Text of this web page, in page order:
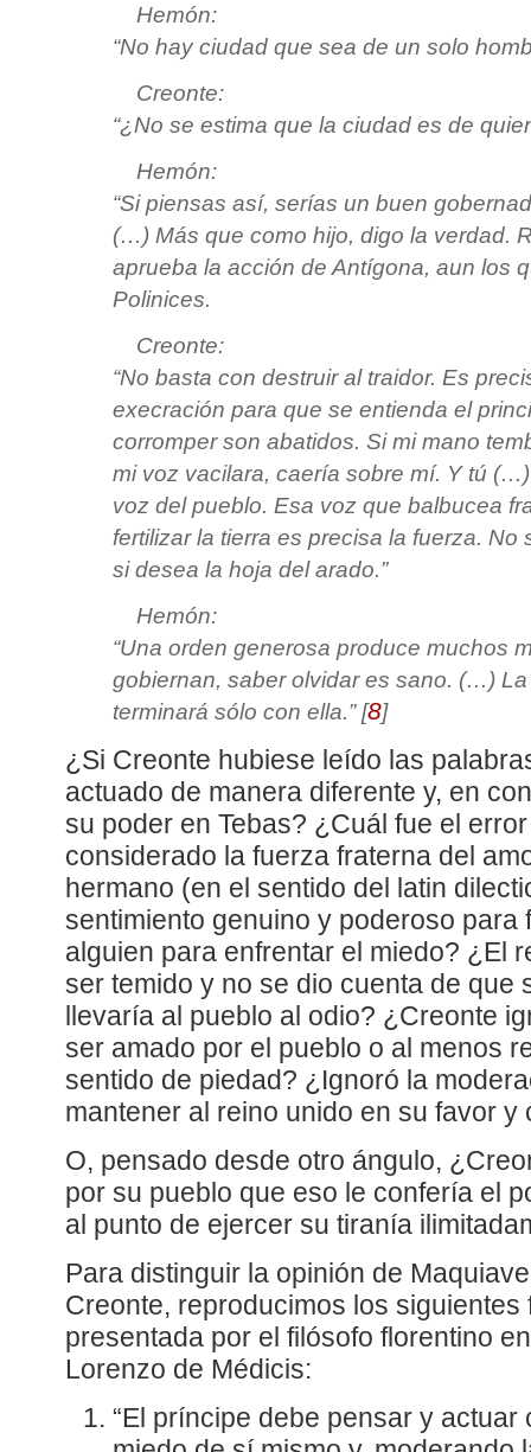
Hemón:
“No hay ciudad que sea de un solo
Creonte:
“¿No se estima que la ciudad es de
Hemón:
“Si piensas así, serías un buen
(…) Más que como hijo, digo la verdad.
aprueba la acción de Antígona, aun los
Polinices.
Creonte:
“No basta con destruir al traidor. Es
execración para que se entienda el
corromper son abatidos. Si mi mano
mi voz vacilara, caería sobre mí. Y tú
voz del pueblo. Esa voz que balbucea
fertilizar la tierra es precisa la fuerza. No
si desea la hoja del arado.”
Hemón:
“Una orden generosa produce muchos
gobiernan, saber olvidar es sano. (…)
terminará sólo con ella.”[8]
¿Si Creonte hubiese leído las
actuado de manera diferente y, en
su poder en Tebas? ¿Cuál fue el
considerado la fuerza fraterna del
hermano (en el sentido del latin
sentimiento genuino y poderoso para
alguien para enfrentar el miedo? ¿El
ser temido y no se dio cuenta de que
llevaría al pueblo al odio? ¿Creonte
ser amado por el pueblo o al menos
sentido de piedad? ¿Ignoró la
mantener al reino unido en su favor y
O, pensado desde otro ángulo,
por su pueblo que eso le confería el
al punto de ejercer su tiranía
Para distinguir la opinión de
Creonte, reproducimos los
presentada por el filósofo florentino
Lorenzo de Médicis:
“El príncipe debe pensar y